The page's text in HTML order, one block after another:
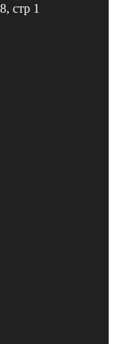
стр 1